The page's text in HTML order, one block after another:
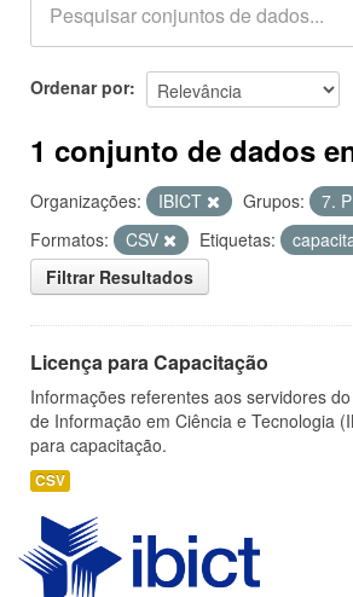
Ordenar por
1 conjunto de dados
Organizações: IBICT Grupos:
7.
Formatos:
CSV Etiquetas:
Filtrar Resultados
Licença para Capacitação
Informações referentes aos servidores
de Informação em Ciência e Tecnologia
para capacitação.
CSV